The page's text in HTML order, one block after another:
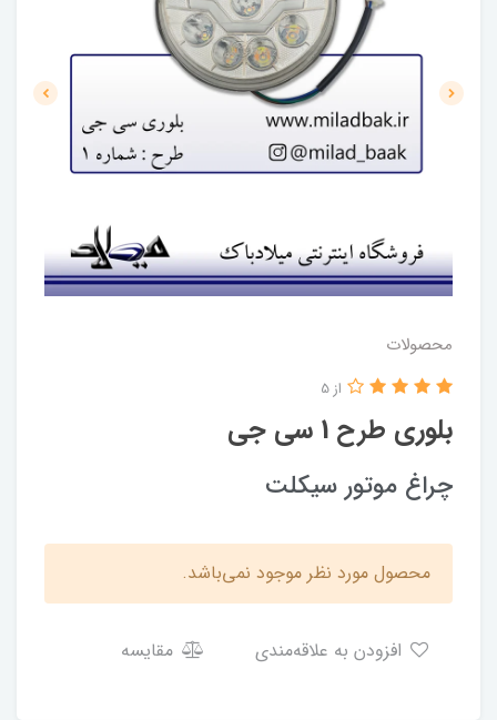
محصولات
بلوری طرح 1 سی جی
از 5
چراغ موتور سیکلت
محصول مورد نظر موجود نمی‌باشد.
مقایسه